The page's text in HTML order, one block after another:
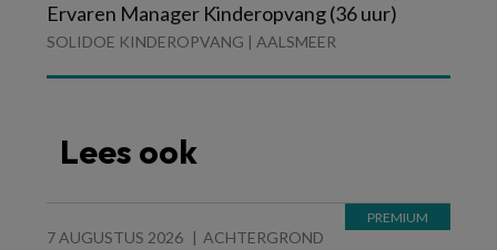
Ervaren Manager Kinderopvang (36 uur)
SOLIDOE KINDEROPVANG | AALSMEER
Lees ook
7 AUGUSTUS 2026 ACHTERGROND